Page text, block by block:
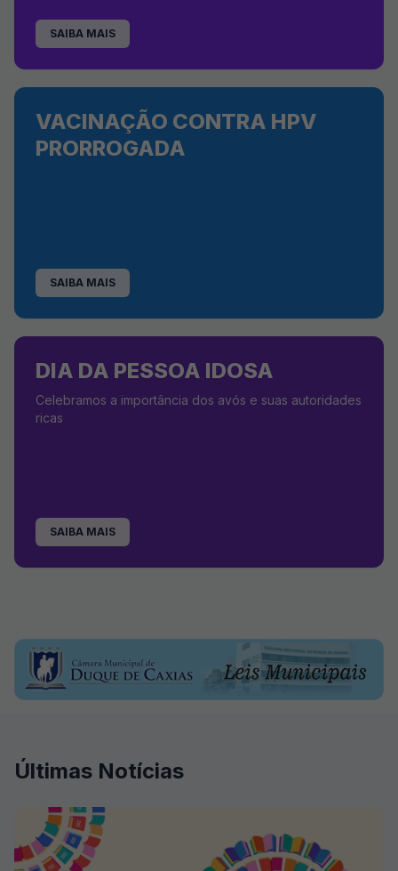
SAIBA MAIS
VACINAÇÃO CONTRA HPV
PRORROGADA
SAIBA MAIS
DIA DA PESSOA IDOSA
Celebramos a importância dos avós e suas autoridades
ricas
SAIBA MAIS
Últimas Notícias